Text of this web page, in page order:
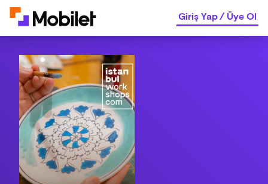
Giriş Yap/Üye Ol